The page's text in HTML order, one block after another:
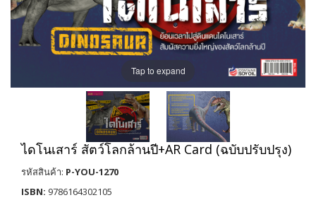
Tap to expand
ไดโนเสาร์ สัตว์โลกล้านปี+AR Card (ฉบับปรับปรุง)
รหัสสินค้า: P-YOU-1270
ISBN: 9786164302105